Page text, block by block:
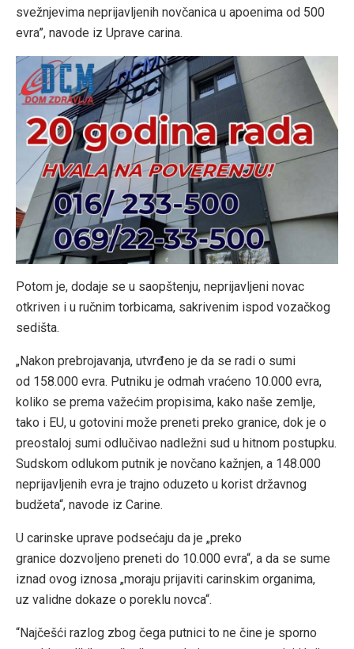
svežnjevima neprijavljenih novčanica u apoenima od 500
evra”, navode iz Uprave carina.
Potom je, dodaje se u saopštenju, neprijavljeni novac
otkriven i u ručnim torbicama, sakrivenim ispod vozačkog
sedišta.
„Nakon prebrojavanja, utvrđeno je da se radi o sumi
od 158.000 evra. Putniku je odmah vraćeno 10.000 evra,
koliko se prema važećim propisima, kako naše zemlje,
tako i EU, u gotovini može preneti preko granice, dok je o
preostaloj sumi odlučivao nadležni sud u hitnom postupku.
Sudskom odlukom putnik je novčano kažnjen, a 148.000
neprijavljenih evra je trajno oduzeto u korist državnog
budžeta“, navode iz Carine.
U carinske uprave podsećaju da je „preko
granice dozvoljeno preneti do 10.000 evra“, a da se sume
iznad ovog iznosa „moraju prijaviti carinskim organima,
uz validne dokaze o poreklu novca“.
“Najčešći razlog zbog čega putnici to ne čine je sporno